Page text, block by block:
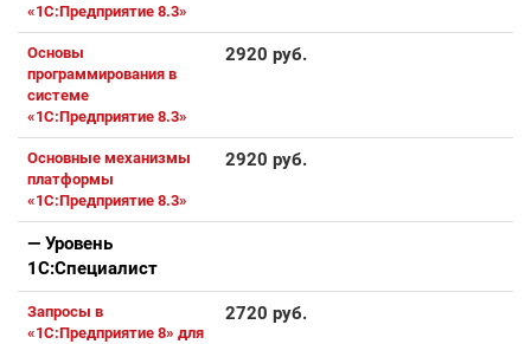
«1C:Предприятие 8.3»
Основы
программирования в
системе
«1C:Предприятие 8.3»
2920 руб.
Основные механизмы
платформы
«1С:Предприятие 8.3»
2920 руб.
— Уровень
1С:Специалист
Запросы в
«1С:Предприятие 8» для
2720 руб.